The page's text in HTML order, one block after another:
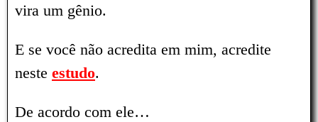
vira um gênio.
E se você não acredita em mim, acredite
neste estudo.
De acordo com ele…